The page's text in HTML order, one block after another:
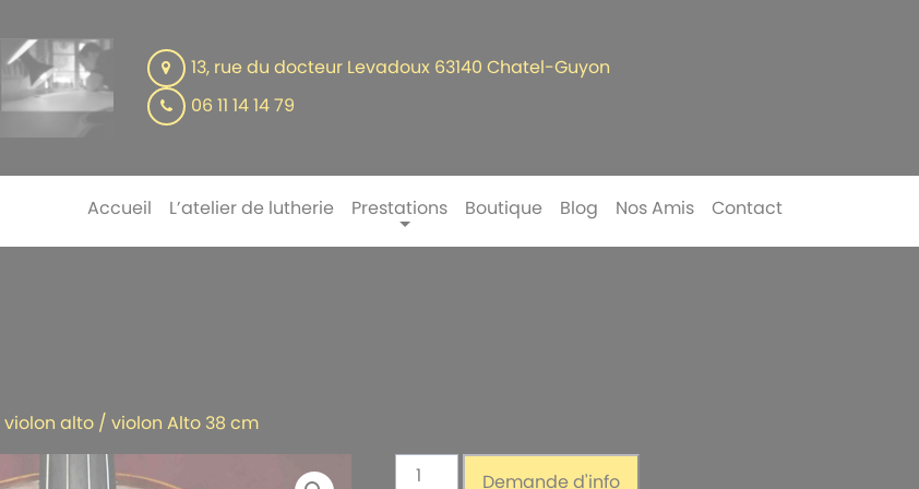
13, rue du docteur Levadoux 63140 Chatel-Guyon
06 11 14 14 79
Accueil L’atelier de lutherie Prestations Boutique Blog Nos Amis Contact
violon alto/ violon Alto 38 cm
quantité
Demande d'info